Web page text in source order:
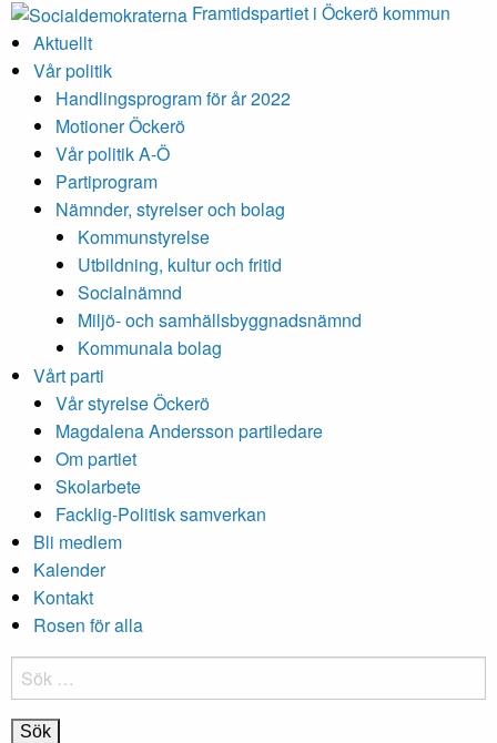
Framtidspartiet i Öckerö kommun
Aktuellt
Vår politik
Handlingsprogram för år 2022
Motioner Öckerö
Vår politik A-Ö
Partiprogram
Nämnder, styrelser och bolag
Kommunstyrelse
Utbildning, kultur och fritid
Socialnämnd
Miljö- och samhällsbyggnadsnämnd
Kommunala bolag
Vårt parti
Vår styrelse Öckerö
Magdalena Andersson partiledare
Om partiet
Skolarbete
Facklig-Politisk samverkan
Bli medlem
Kalender
Kontakt
Rosen för alla
Sök
efter: